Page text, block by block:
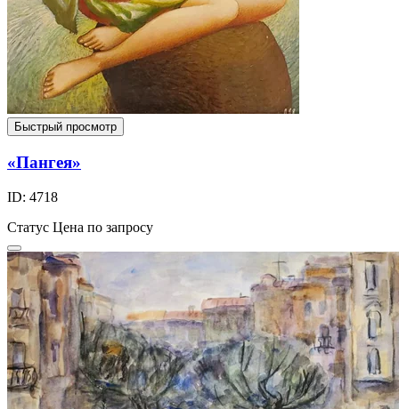
Быстрый просмотр
«Пангея»
ID: 4718
Статус Цена по запросу